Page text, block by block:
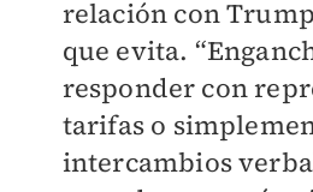
relación con
que evita.
responder con
tarifas o
intercambios